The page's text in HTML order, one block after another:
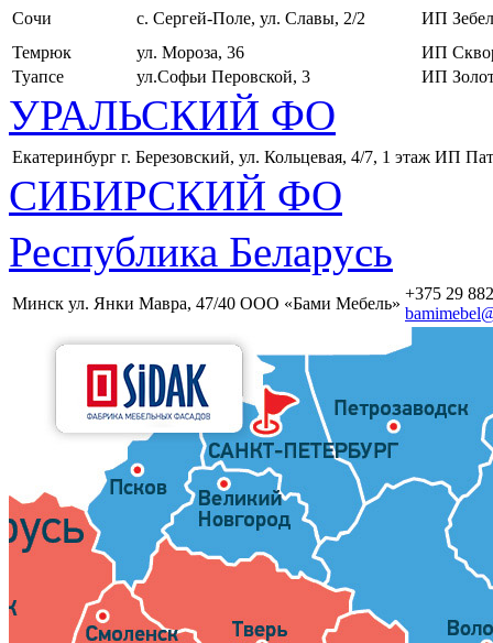
Сочи с. Сергей-Поле, ул. Славы, 2/2
ИП
Темрюк
ул. Мороза, 36
ИП
Туапсе
ул.Софьи Перовской, 3 ИП
УРАЛЬСКИЙ ФО
Екатеринбург г. Березовский, ул. Кольцевая, 4/7, 1 этаж ИП
СИБИРСКИЙ ФО
Республика Беларусь
Минск ул. Янки Мавра, 47/40 ООО «Бами Мебель»
+375 29